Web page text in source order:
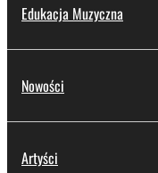
Edukacja Muzyczna
Nowości
Artyści